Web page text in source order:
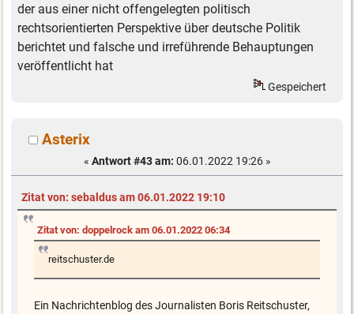
der aus einer nicht offengelegten politisch
rechtsorientierten Perspektive über deutsche Politik
berichtet und falsche und irreführende Behauptungen
veröffentlicht hat
Gespeichert
Asterix
« Antwort #43 am: 06.01.2022 19:26 »
Zitat von: sebaldus am 06.01.2022 19:10
Zitat von: doppelrock am 06.01.2022 06:34
reitschuster.de
Ein Nachrichtenblog des Journalisten Boris Reitschuster,